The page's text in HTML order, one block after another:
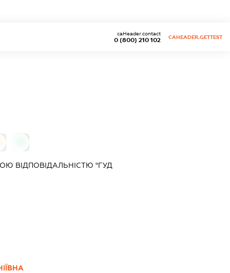
0 (800) 210 102
caHeader.contact
CAHEADER.GETTEST
ВІДПОВІДАЛЬНІСТЮ "ГУД